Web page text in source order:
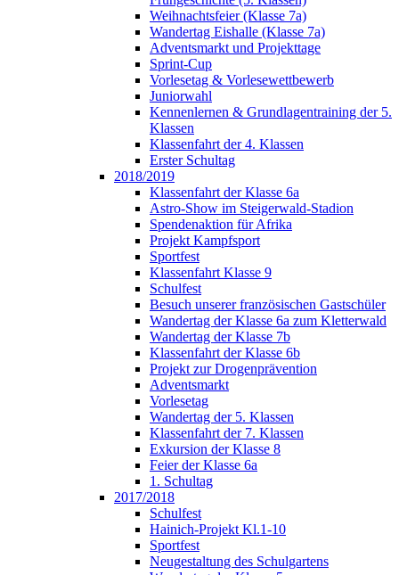
Weihnachtsfeier (Klasse 7a)
Wandertag Eishalle (Klasse 7a)
Adventsmarkt und Projekttage
Sprint-Cup
Vorlesetag & Vorlesewettbewerb
Juniorwahl
Kennenlernen & Grundlagentraining der 5.
Klassen
Klassenfahrt der 4. Klassen
Erster Schultag
2018/2019
Klassenfahrt der Klasse 6a
Astro-Show im Steigerwald-Stadion
Spendenaktion für Afrika
Projekt Kampfsport
Sportfest
Klassenfahrt Klasse 9
Schulfest
Besuch unserer französischen Gastschüler
Wandertag der Klasse 6a zum Kletterwald
Wandertag der Klasse 7b
Klassenfahrt der Klasse 6b
Projekt zur Drogenprävention
Adventsmarkt
Vorlesetag
Wandertag der 5. Klassen
Klassenfahrt der 7. Klassen
Exkursion der Klasse 8
Feier der Klasse 6a
1. Schultag
2017/2018
Schulfest
Hainich-Projekt Kl.1-10
Sportfest
Neugestaltung des Schulgartens